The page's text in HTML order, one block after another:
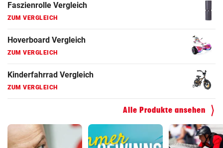
Faszienrolle Vergleich
ZUM VERGLEICH
Hoverboard Vergleich
ZUM VERGLEICH
Kinderfahrrad Vergleich
ZUM VERGLEICH
Alle Produkte ansehen